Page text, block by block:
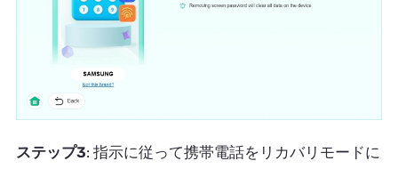
ステップ3: 指示に従って携帯電話をリカバリモードに